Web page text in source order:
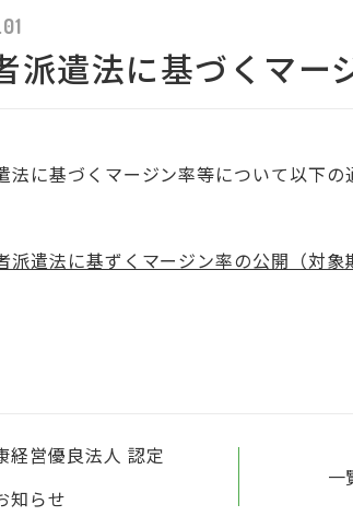
派遣法に基づくマー
法に基づくマージン率等について以下の
派遣法に基ずくマージン率の公開（対
経営優良法人 認定
知らせ
一